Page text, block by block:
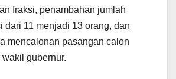
fraksi, penambahan jumlah
dari 11 menjadi 13 orang, dan
mencalonan pasangan calon
gubernur.